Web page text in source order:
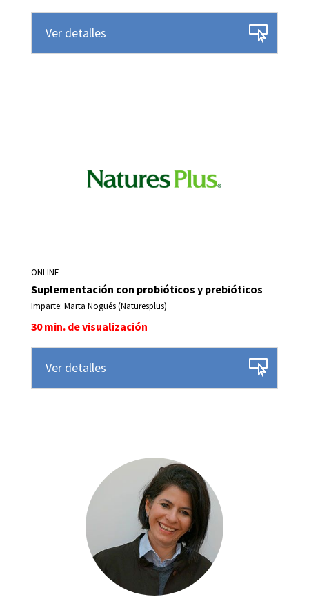
Ver detalles
ONLINE
Suplementación con probióticos y prebióticos
Imparte: Marta Nogués (Naturesplus)
30 min. de visualización
Ver detalles